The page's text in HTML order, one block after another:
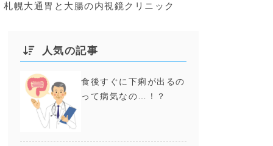
幌大通胃と大腸の内視鏡クリニック
人気の記事
食後すぐに下痢が出るの
って病気なの…！？